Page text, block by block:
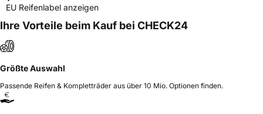
EU Reifenlabel anzeigen
Ihre Vorteile beim Kauf bei CHECK24
Größte Auswahl
Passende Reifen & Kompletträder aus über 10 Mio. Optionen finden.